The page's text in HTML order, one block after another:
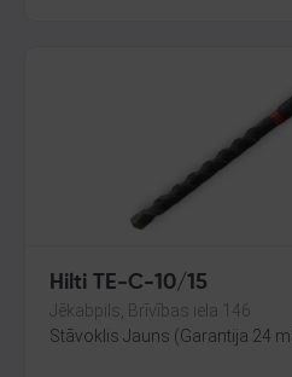
Hilti TE-C-10/15
Jēkabpils, Brīvības iela 146
Stāvoklis Jauns (Garantija 24